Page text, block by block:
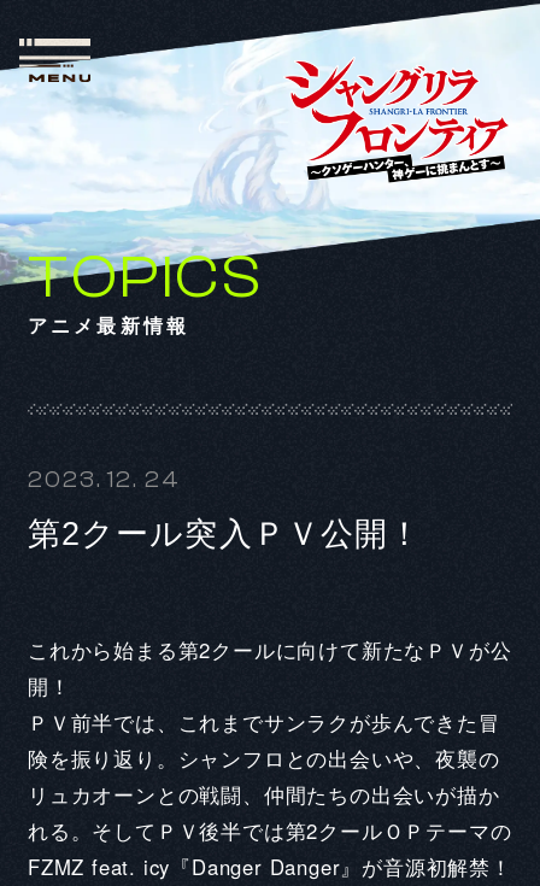
TOPICS
アニメ最新情報
2023. 12. 24
第2クール突入ＰＶ公開！
これから始まる第2クールに向けて新たなＰＶが公
開！
ＰＶ前半では、これまでサンラクが歩んできた冒
険を振り返り。シャンフロとの出会いや、夜襲の
リュカオーンとの戦闘、仲間たちの出会いが描か
れる。そしてＰＶ後半では第2クールＯＰテーマの
FZMZ feat. icy『Danger Danger』が音源初解禁！